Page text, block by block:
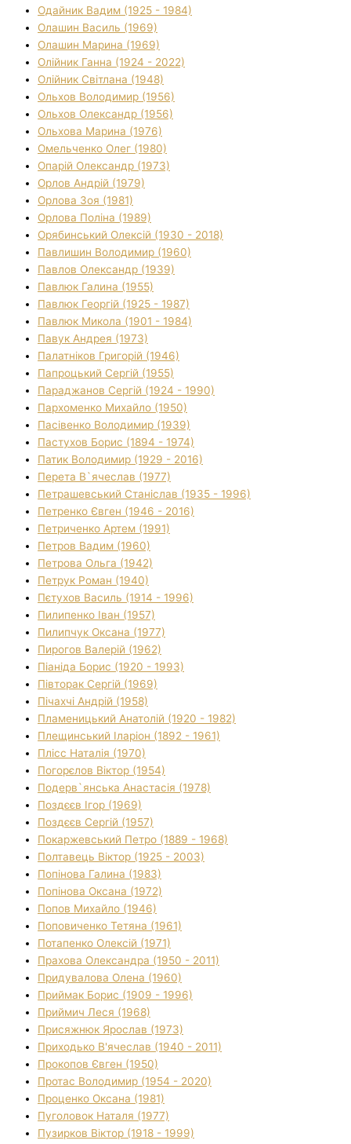
Одайник Вадим (1925 - 1984)
Олашин Василь (1969)
Олашин Марина (1969)
Олійник Ганна (1924 - 2022)
Олійник Світлана (1948)
Ольхов Володимир (1956)
Ольхов Олександр (1956)
Ольхова Марина (1976)
Омельченко Олег (1980)
Опарій Олександр (1973)
Орлов Андрій (1979)
Орлова Зоя (1981)
Орлова Поліна (1989)
Орябинський Олексій (1930 - 2018)
Павлишин Володимир (1960)
Павлов Олександр (1939)
Павлюк Галина (1955)
Павлюк Георгій (1925 - 1987)
Павлюк Микола (1901 - 1984)
Павук Андрея (1973)
Палатніков Григорій (1946)
Папроцький Сергій (1955)
Параджанов Сергій (1924 - 1990)
Пархоменко Михайло (1950)
Пасівенко Володимир (1939)
Пастухов Борис (1894 - 1974)
Патик Володимир (1929 - 2016)
Перета В`ячеслав (1977)
Петрашевський Станіслав (1935 - 1996)
Петренко Євген (1946 - 2016)
Петриченко Артем (1991)
Петров Вадим (1960)
Петрова Ольга (1942)
Петрук Роман (1940)
Пєтухов Василь (1914 - 1996)
Пилипенко Іван (1957)
Пилипчук Оксана (1977)
Пирогов Валерій (1962)
Піаніда Борис (1920 - 1993)
Півторак Сергій (1969)
Пічахчі Андрій (1958)
Пламеницький Анатолій (1920 - 1982)
Плещинський Іларіон (1892 - 1961)
Плісс Наталія (1970)
Погорєлов Віктор (1954)
Подерв`янська Анастасія (1978)
Поздєєв Ігор (1969)
Поздєєв Сергій (1957)
Покаржевський Петро (1889 - 1968)
Полтавець Віктор (1925 - 2003)
Попінова Галина (1983)
Попінова Оксана (1972)
Попов Михайло (1946)
Поповиченко Тетяна (1961)
Потапенко Олексій (1971)
Прахова Олександра (1950 - 2011)
Придувалова Олена (1960)
Приймак Борис (1909 - 1996)
Приймич Леся (1968)
Присяжнюк Ярослав (1973)
Приходько В'ячеслав (1940 - 2011)
Прокопов Євген (1950)
Протас Володимир (1954 - 2020)
Проценко Оксана (1981)
Пуголовок Наталя (1977)
Пузирков Віктор (1918 - 1999)